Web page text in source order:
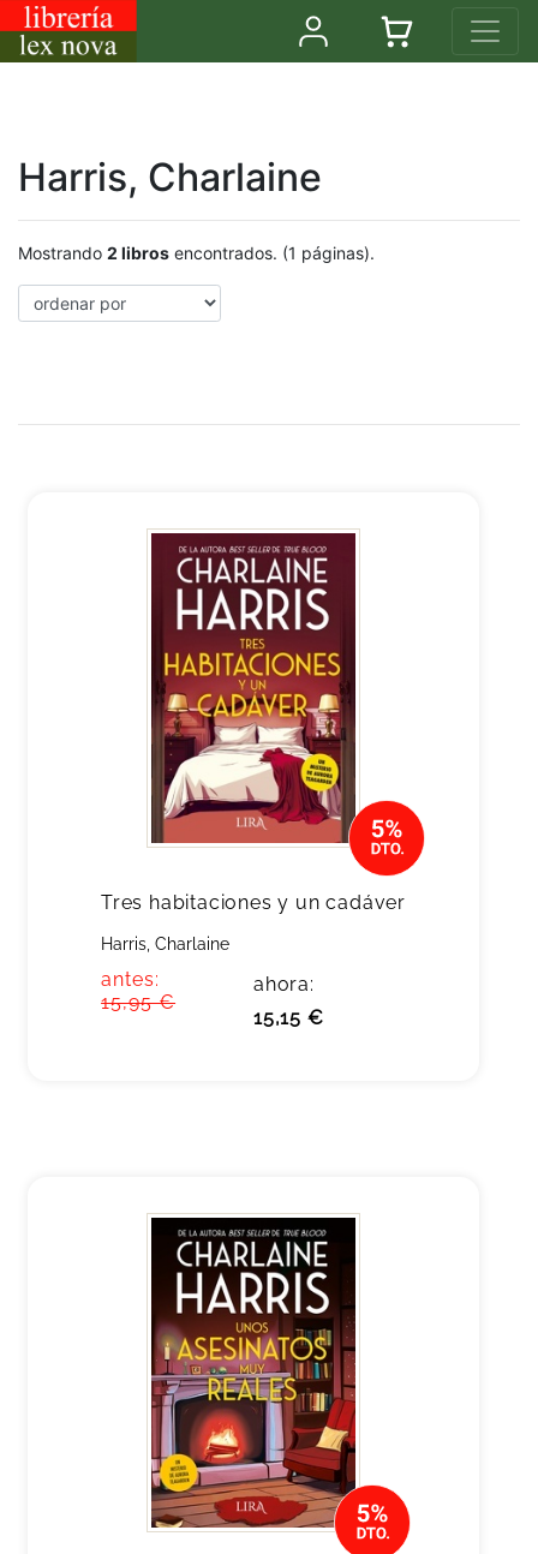
Harris, Charlaine
Mostrando 2 libros encontrados. (1 páginas).
Tres habitaciones y un cadáver
Harris, Charlaine
antes:
15,95 €
ahora:
15,15 €